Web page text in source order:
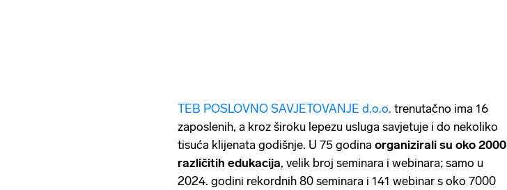
TEB POSLOVNO SAVJETOVANJE d.o.o. trenutačno ima 16
zaposlenih, a kroz široku lepezu usluga savjetuje i do nekoliko
tisuća klijenata godišnje. U 75 godina organizirali su oko 2000
različitih edukacija, velik broj seminara i webinara; samo u
2024. godini rekordnih 80 seminara i 141 webinar s oko 7000